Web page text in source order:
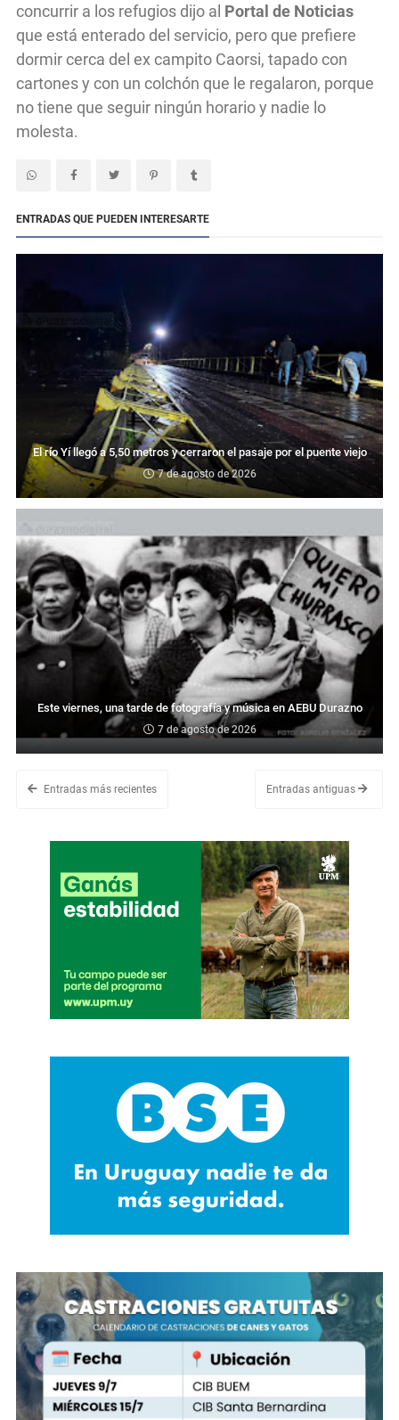
concurrir a los refugios dijo al Portal de Noticias
que está enterado del servicio, pero que prefiere
dormir cerca del ex campito Caorsi, tapado con
cartones y con un colchón que le regalaron, porque
no tiene que seguir ningún horario y nadie lo
molesta.
ENTRADAS QUE PUEDEN INTERESARTE
El río Yí llegó a 5,50 metros y cerraron el pasaje por el puente viejo
7 de agosto de 2026
Este viernes, una tarde de fotografía y música en AEBU Durazno
7 de agosto de 2026
Entradas más recientes Entradas antiguas